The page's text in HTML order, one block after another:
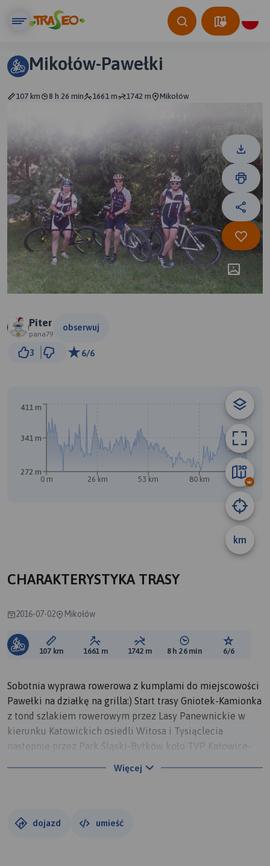
Mikołów-Pawełki
107 km 8 h 26 min 1661 m 1742 m Mikołów
Piter
pana79
obserwuj
3 6/6
km
0 m 26 km 53 km 80 km 107 km
272 m
341 m
411 m
CHARAKTERYSTYKA TRASY
2016-07-02 Mikołów
Długość trasy:
107 km Suma przewyższeń:
1661 m Suma spadków:
1742 m Średni czas potrzebny
8 h 26 min Ocena
6/6
Sobotnia wyprawa rowerowa z kumplami do miejscowości
Pawełki na działkę na grilla:) Start trasy Gniotek-Kamionka
z tond szlakiem rowerowym przez Lasy Panewnickie w
kierunku Katowickich osiedli Witosa i Tysiąclecia
następnie przez Park Śląski-Bytków koło TVP Katowice-
szybko wymieniał dętkę i dalej w trasę przez Dąbrówkę
Chechło tu krótki postój na batoniki żele i małe piwko i
Więcej
dojazd umieść